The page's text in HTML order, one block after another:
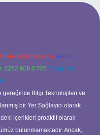
Teams:
0262 606 0 726 Telegram:
gereğince Bilgi Teknolojileri ve
bir Yer Sağlayıcı olarak
içerikleri proaktif olarak
bulunmamaktadır. Ancak,